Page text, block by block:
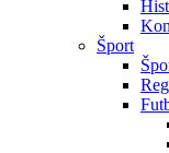
Šport